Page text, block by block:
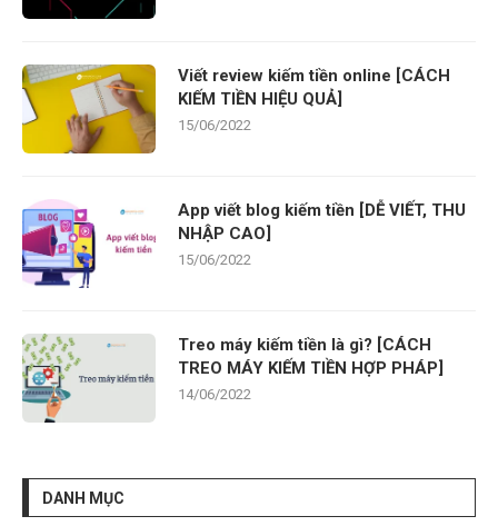
Viết review kiếm tiền online [CÁCH
KIẾM TIỀN HIỆU QUẢ]
15/06/2022
App viết blog kiếm tiền [DỄ VIẾT, THU
NHẬP CAO]
15/06/2022
Treo máy kiếm tiền là gì? [CÁCH
TREO MÁY KIẾM TIỀN HỢP PHÁP]
14/06/2022
DANH MỤC